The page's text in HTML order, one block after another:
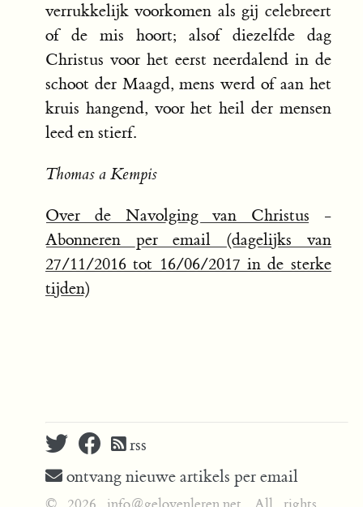
verrukkelijk voorkomen als gij celebreert
of de mis hoort; alsof diezelfde dag
Christus voor het eerst neerdalend in de
schoot der Maagd, mens werd of aan het
kruis hangend, voor het heil der mensen
leed en stierf.
Thomas a Kempis
Over de Navolging van Christus -
Abonneren per email (dagelijks van
27/11/2016 tot 16/06/2017 in de sterke
tijden)
rss
ontvang nieuwe artikels per email